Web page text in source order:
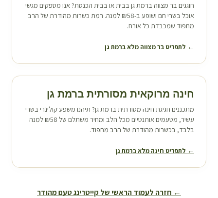
חוגגים בר מצווה ברמת גן בבית או בבית הכנסת? אנו מספקים מגשי
אוכל בשרי חם ושופע ב-₪58 למנה. רמת כשרות מהודרת של הרב
מחפוד שמכבדת כל אורח.
← לתפריט בר מצווה מלא ברמת גן
חינה מרוקאית מסורתית ברמת גן
מתכננים חגיגת חינה מסורתית ברמת גן? תיהנו משפע קולינרי בשרי
עשיר, מטעמים אותנטיים מכל הלב ומחיר משתלם של ₪58 למנה
בלבד, בכשרות מהודרת של הרב מחפוד.
← לתפריט חינה מלא ברמת גן
← חזרה לעמוד הראשי של קייטרינג טעם מהודר